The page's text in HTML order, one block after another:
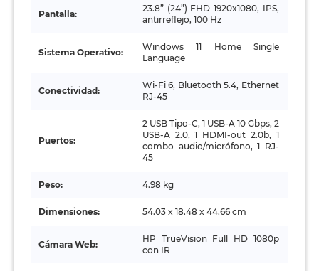
Pantalla:
23.8” (24”) FHD 1920x1080, IPS,
antirreflejo, 100 Hz
Sistema Operativo:
Windows 11 Home Single
Language
Conectividad:
Wi-Fi 6, Bluetooth 5.4, Ethernet
RJ-45
Puertos:
2 USB Tipo-C, 1 USB-A 10 Gbps, 2
USB-A 2.0, 1 HDMI-out 2.0b, 1
combo audio/micrófono, 1 RJ-
45
Peso: 4.98 kg
Dimensiones: 54.03 x 18.48 x 44.66 cm
Cámara Web:
HP TrueVision Full HD 1080p
con IR